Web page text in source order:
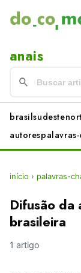
anais
brasilsudeste
autores
início › palavras-
Difusão
brasileira
1 artigo